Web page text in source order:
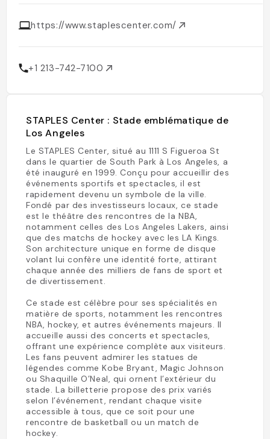
https://www.staplescenter.com/
+1 213-742-7100
STAPLES Center : Stade emblématique de
Los Angeles
Le STAPLES Center, situé au 1111 S Figueroa St
dans le quartier de South Park à Los Angeles, a
été inauguré en 1999. Conçu pour accueillir des
événements sportifs et spectacles, il est
rapidement devenu un symbole de la ville.
Fondé par des investisseurs locaux, ce stade
est le théâtre des rencontres de la NBA,
notamment celles des Los Angeles Lakers, ainsi
que des matchs de hockey avec les LA Kings.
Son architecture unique en forme de disque
volant lui confère une identité forte, attirant
chaque année des milliers de fans de sport et
de divertissement.
Ce stade est célèbre pour ses spécialités en
matière de sports, notamment les rencontres
NBA, hockey, et autres événements majeurs. Il
accueille aussi des concerts et spectacles,
offrant une expérience complète aux visiteurs.
Les fans peuvent admirer les statues de
légendes comme Kobe Bryant, Magic Johnson
ou Shaquille O’Neal, qui ornent l’extérieur du
stade. La billetterie propose des prix variés
selon l’événement, rendant chaque visite
accessible à tous, que ce soit pour une
rencontre de basketball ou un match de
hockey.